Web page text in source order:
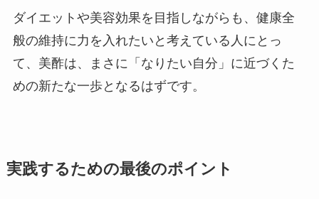
ダイエットや美容効果を目指しながらも、健康全
般の維持に力を入れたいと考えている人にとっ
て、美酢は、まさに「なりたい自分」に近づくた
めの新たな一歩となるはずです。
実践するための最後のポイント